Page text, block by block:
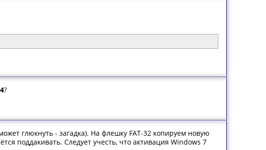
?
глюкнуть - загадка). На флешку FAT-32 копируем новую
поддакивать. Следует учесть, что активация Windows 7